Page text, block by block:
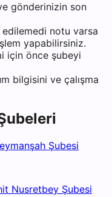
gönderinizin son
notu varsa
yapabilirsiniz.
için önce şubeyi
bilgisini ve çalışma
Şubesi
Nusretbey Şubesi